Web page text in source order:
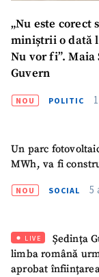
„Nu este corect
miniștrii o dată
Nu vor fi”.
Guvern
NOU POLITIC
Un parc
MWh, va fi
NOU SOCIAL 5
LIVE
Ședința
limba română
aprobat